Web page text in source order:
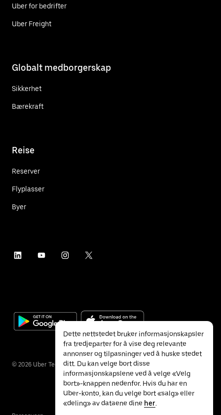
Uber for bedrifter
Uber Freight
Globalt medborgerskap
Sikkerhet
Bærekraft
Reise
Reserver
Flyplasser
Byer
© 2026 Uber Technologies Inc.
Dette nettstedet bruker informasjonskapsler
fra tredjeparter for å vise deg relevante
annonser og tilpasninger ved å huske stedet
ditt. Du kan velge bort disse
informasjonskapslene ved å velge «Velg
bort»-knappen nedenfor. Hvis du har en
Uber-konto, kan du velge bort «salg» eller
«deling» av dataene dine her.